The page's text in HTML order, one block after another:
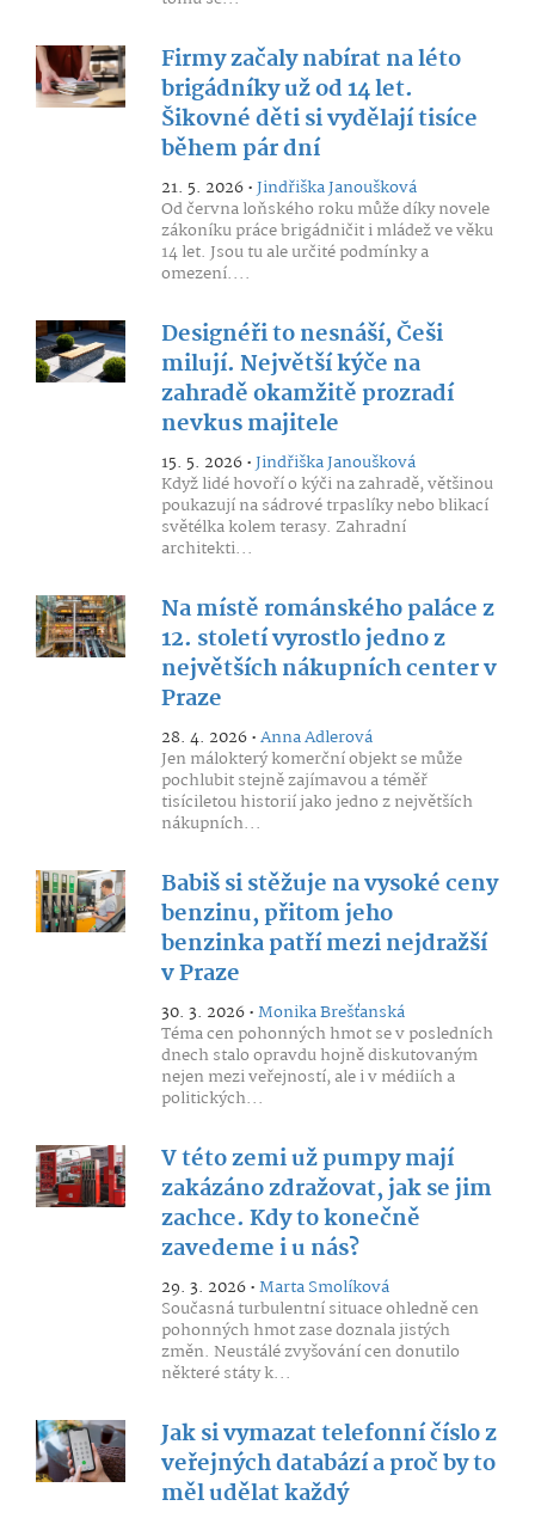
Firmy začaly nabírat na léto
brigádníky už od 14 let.
Šikovné děti si vydělají tisíce
během pár dní
21. 5. 2026 •Jindřiška Janoušková
Od června loňského roku může díky novele
zákoníku práce brigádničit i mládež ve věku
14 let. Jsou tu ale určité podmínky a
omezení....
Designéři to nesnáší, Češi
milují. Největší kýče na
zahradě okamžitě prozradí
nevkus majitele
15. 5. 2026 •Jindřiška Janoušková
Když lidé hovoří o kýči na zahradě, většinou
poukazují na sádrové trpaslíky nebo blikací
světélka kolem terasy. Zahradní
architekti...
Na místě románského paláce z
12. století vyrostlo jedno z
největších nákupních center v
Praze
28. 4. 2026 •Anna Adlerová
Jen málokterý komerční objekt se může
pochlubit stejně zajímavou a téměř
tisíciletou historií jako jedno z největších
nákupních...
Babiš si stěžuje na vysoké ceny
benzinu, přitom jeho
benzinka patří mezi nejdražší
v Praze
30. 3. 2026 •Monika Brešťanská
Téma cen pohonných hmot se v posledních
dnech stalo opravdu hojně diskutovaným
nejen mezi veřejností, ale i v médiích a
politických...
V této zemi už pumpy mají
zakázáno zdražovat, jak se jim
zachce. Kdy to konečně
zavedeme i u nás?
29. 3. 2026 •Marta Smolíková
Současná turbulentní situace ohledně cen
pohonných hmot zase doznala jistých
změn. Neustálé zvyšování cen donutilo
některé státy k...
Jak si vymazat telefonní číslo z
veřejných databází a proč by to
měl udělat každý